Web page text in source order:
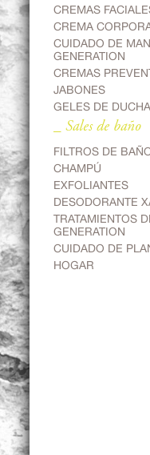
CREMAS
CREMA
CUIDADO DE
GENERATION
CREMAS
JABONES
GELES DE DUCHA
_ Sales de baño
FILTROS DE
CHAMPÚ
EXFOLIANTES
DESODORANTE
TRATAMIENTOS
GENERATION
CUIDADO DE
HOGAR